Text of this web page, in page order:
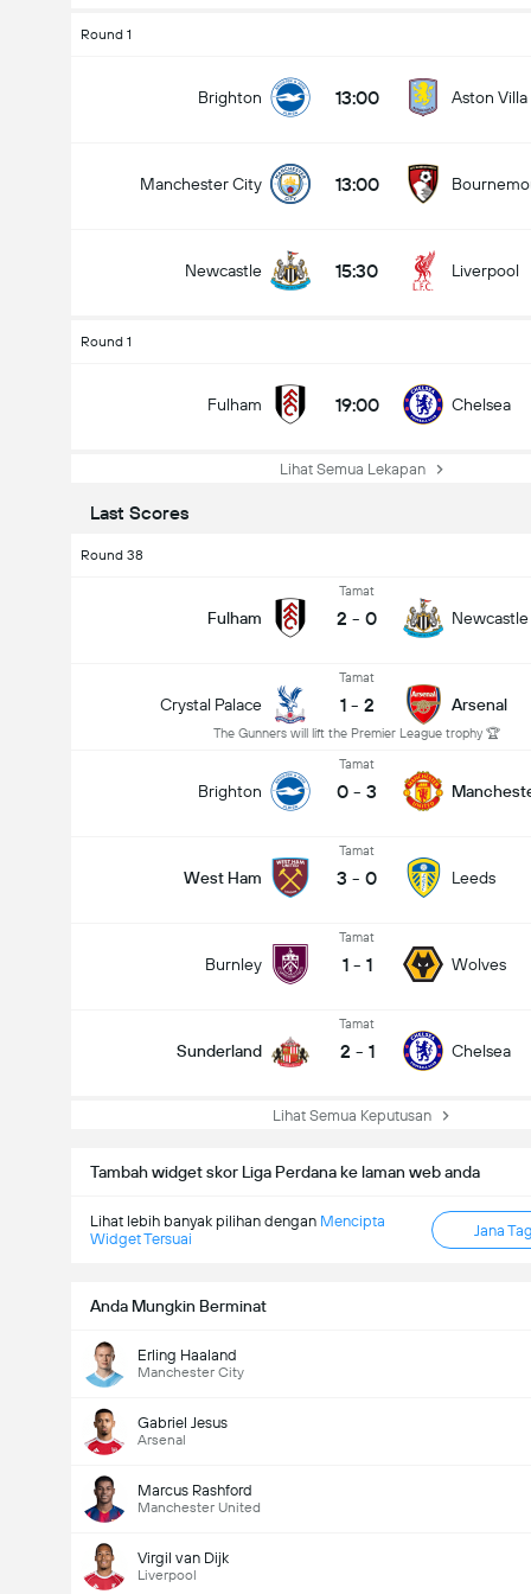
Round 1
Brighton 13:00 Aston Villa
Manchester City 13:00
Newcastle 15:30 Liverpool
Round 1
Fulham 19:00 Chelsea
Lihat Semua Lekapan
Last Scores
Round 38
Fulham
Tamat
2 - 0 Newcastle
Crystal Palace
Tamat
1 - 2
The Gunners will lift the Premier League trophy 🏆
Arsenal
Brighton
Tamat
0 - 3
West Ham
Tamat
3 - 0 Leeds
Burnley
Tamat
1 - 1 Wolves
Sunderland
Tamat
2 - 1 Chelsea
Lihat Semua Keputusan
Tambah widget skor Liga Perdana ke laman web anda
Lihat lebih banyak pilihan dengan Mencipta
Widget Tersuai
Jana
Anda Mungkin Berminat
Erling Haaland
Manchester City
Gabriel Jesus
Arsenal
Marcus Rashford
Manchester United
Virgil van Dijk
Liverpool